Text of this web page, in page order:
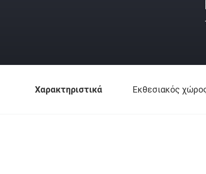
Χαρακτηριστικά Εκθεσιακός